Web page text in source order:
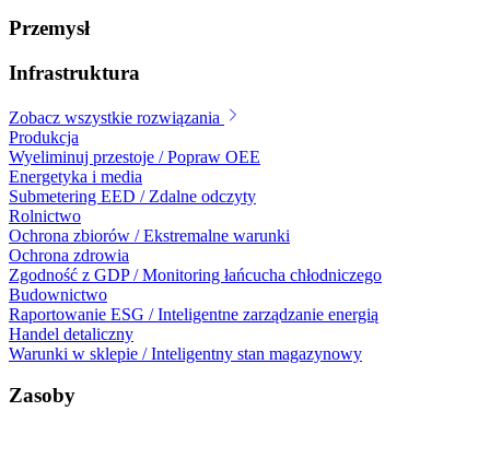
Przemysł
Infrastruktura
Zobacz wszystkie rozwiązania
Produkcja
Wyeliminuj przestoje / Popraw OEE
Energetyka i media
Submetering EED / Zdalne odczyty
Rolnictwo
Ochrona zbiorów / Ekstremalne warunki
Ochrona zdrowia
Zgodność z GDP / Monitoring łańcucha chłodniczego
Budownictwo
Raportowanie ESG / Inteligentne zarządzanie energią
Handel detaliczny
Warunki w sklepie / Inteligentny stan magazynowy
Zasoby